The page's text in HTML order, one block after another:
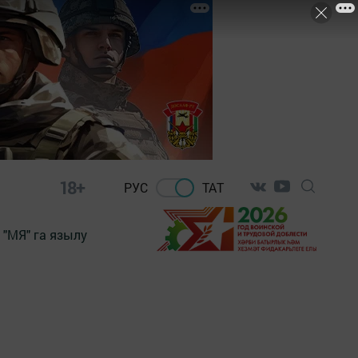
18+ РУС ТАТ
"МЯ" га язылу